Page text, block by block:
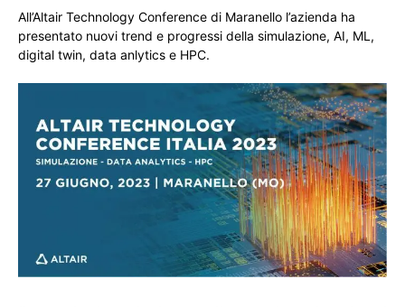
All’Altair Technology Conference di Maranello l’azienda ha
presentato nuovi trend e progressi della simulazione, AI, ML,
digital twin, data anlytics e HPC.